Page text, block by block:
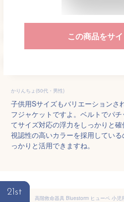
この商品をサ
かりんちょ(50代・男性)
子供用Sサイズもバリエーションさ
フジャケットですよ。ベルトでパ
てサイズ対応の浮力をしっかりと確
視認性の高いカラーを採用してい
っかりと活用できますね。
21st